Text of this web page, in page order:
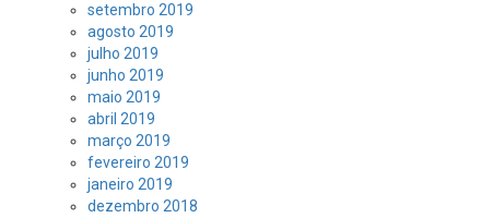
setembro 2019
agosto 2019
julho 2019
junho 2019
maio 2019
abril 2019
março 2019
fevereiro 2019
janeiro 2019
dezembro 2018